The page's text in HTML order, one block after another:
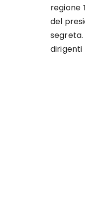
regione
del
dirigenti